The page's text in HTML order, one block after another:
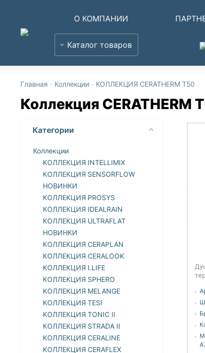
О КОМПАНИИ
Каталог товаров
Главная · Коллекции · КОЛЛЕКЦИЯ CERATHERM T50
Коллекция CERATHERM
Категории
Коллекции
КОЛЛЕКЦИЯ INTELLIMIX
КОЛЛЕКЦИЯ SENSORFLOW
НОВИНКИ
КОЛЛЕКЦИЯ PROSYS
КОЛЛЕКЦИЯ IDEALRAIN
КОЛЛЕКЦИЯ ULTRAFLAT
НОВИНКИ
КОЛЛЕКЦИЯ CERAPLAN
КОЛЛЕКЦИЯ CERALOOK
КОЛЛЕКЦИЯ I.LIFE
КОЛЛЕКЦИЯ SPHERO
КОЛЛЕКЦИЯ MELANGE
КОЛЛЕКЦИЯ TESI
КОЛЛЕКЦИЯ TONIC II
КОЛЛЕКЦИЯ STRADA II
КОЛЛЕКЦИЯ CERALINE
КОЛЛЕКЦИЯ CERAFLEX